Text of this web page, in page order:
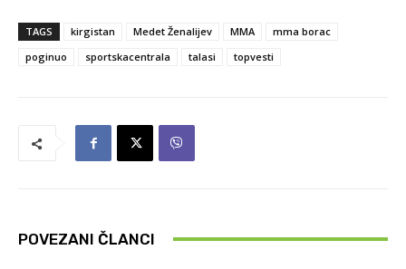
TAGS kirgistan Medet Ženalijev MMA
mma borac
poginuo
sportskacentrala talasi topvesti
POVEZANI ČLANCI